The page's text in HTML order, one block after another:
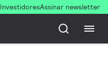
InvestidoresAssinar newsletter